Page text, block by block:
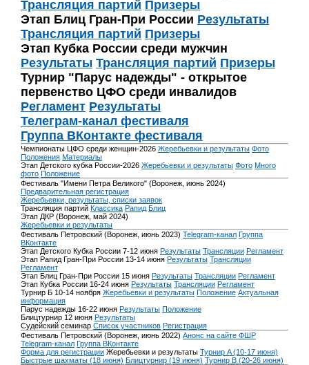
Трансляция партий Призеры
Этап Блиц Гран-При России Результаты
Трансляция партий Призеры
Этап Кубка России среди мужчин
Результаты Трансляция партий Призеры
Турнир "Парус надежды" - открытое
первенство ЦФО среди инвалидов
Регламент Результаты
Телеграм-канал фестиваля
Группа ВКонтакте фестиваля
Чемпионаты ЦФО среди женщин-2026 Жеребьевки и результаты Фото
Положения Материалы
Этап Детского кубка России-2026 Жеребьевки и результаты Фото Много
фото Положение
Фестиваль "Имени Петра Великого" (Воронеж, июнь 2024)
Предварительная регистрация
Жеребьевки, результаты, списки заявок
Трансляция партий Классика Рапид Блиц
Этап ДКР (Воронеж, май 2024)
Жеребьевки и результаты
Фестиваль Петровский (Воронеж, июнь 2023) Telegram-канал Группа
ВКонтакте
Этап Детского Кубка России 7-12 июня Результаты Трансляции Регламент
Этап Рапид Гран-При России 13-14 июня Результаты Трансляции
Регламент
Этап Блиц Гран-При России 15 июня Результаты Трансляции Регламент
Этап Кубка России 16-24 июня Результаты Трансляции Регламент
Турнир Б 10-14 ноября Жеребьевки и результаты Положение Актуальная
информация
Парус надежды 16-22 июня Результаты Положение
Блицтурнир 12 июня Результаты
Судейский семинар Список участников Регистрация
Фестиваль Петровский (Воронеж, июнь 2022) Анонс на сайте ФШР
Telegram-канал Группа ВКонтакте
Форма для регистрации Жеребьевки и результаты Турнир A (10-17 июня)
Быстрые шахматы (18 июня) Блицтурнир (19 июня) Турнир B (20-26 июня)